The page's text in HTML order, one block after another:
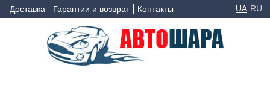
Доставка Гарантии и возврат Контакты UA RU